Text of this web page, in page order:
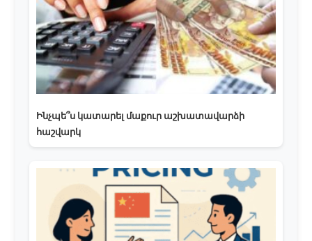
Ինչպե՞ս կատարել մաքուր աշխատավարձի
հաշվարկ